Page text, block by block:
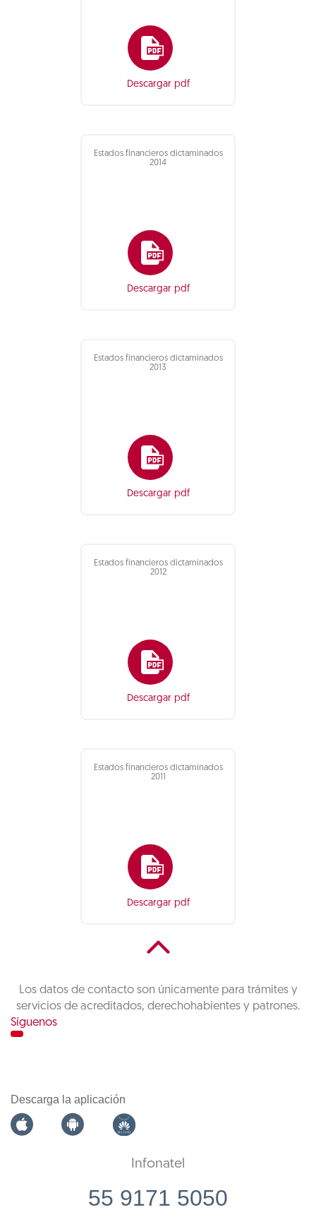
Descargar pdf
Estados financieros dictaminados
2014
Descargar pdf
Estados financieros dictaminados
2013
Descargar pdf
Estados financieros dictaminados
2012
Descargar pdf
Estados financieros dictaminados
2011
Descargar pdf
Los datos de contacto son únicamente para trámites y
servicios de acreditados, derechohabientes y patrones.
Síguenos
Descarga la aplicación
Infonatel
55 9171 5050